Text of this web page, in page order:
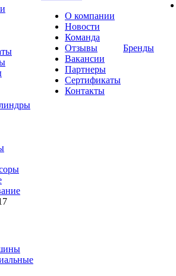
О компании
Новости
Команда
Отзывы
Вакансии
Партнеры
Сертификаты
Контакты
Бренды